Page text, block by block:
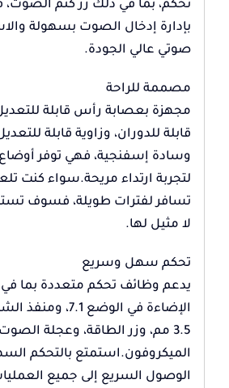
تحكم، بما في ذلك زر كتم
بإدارة إدخال الصوت بسهولة
صوتي عالي الجودة.
مصممة للراحة
مجهزة بعصابة رأس قابلة
قابلة للدوران، وزاوية قابلة
وسادة إسفنجية، فهي توفر
لتجربة ارتداء مريحة.سواء كنت
تسافر لفترات طويلة، فسوف
لا مثيل لها.
تحكم سهل وسريع
يدعم وظائف تحكم متعددة بما
الإضاءة في الوضع
3.5 مم، وزر الطاقة، وعجلة
الميكروفون.استمتع بالتحكم
الوصول السريع إلى جميع